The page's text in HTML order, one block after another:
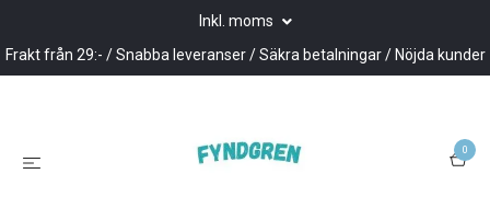
Inkl. moms
Frakt från 29:- / Snabba leveranser / Säkra betalningar / Nöjda kunder
0